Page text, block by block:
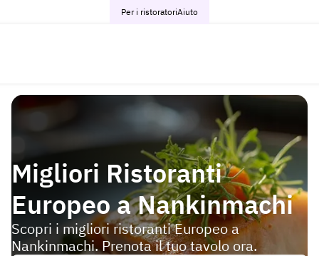
Per i ristoratoriAiuto
Migliori Ristoranti
Europeo a Nankinmachi
Scopri i migliori ristoranti Europeo a
Nankinmachi. Prenota il tuo tavolo ora.